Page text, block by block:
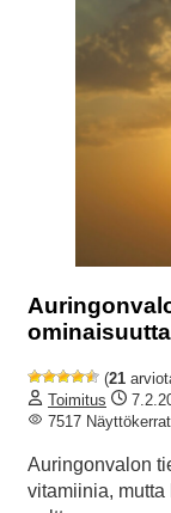
ominaisuutta
(21
Toimitus
7517 Näyttökerrat
Auringonvalon
vitamiinia,